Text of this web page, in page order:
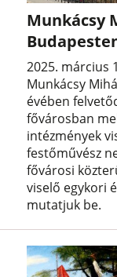
Munkácsy
2025. március
Munkácsy
évében
fővárosban
intézmények
festőművész
fővárosi
viselő egykori
mutatjuk be.